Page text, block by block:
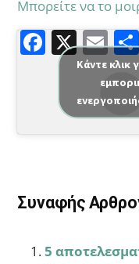
Μπορείτε να το
F
a
e
b
o
k
X E
m
ai
l
Κάντε κλικ
Συναφής
5